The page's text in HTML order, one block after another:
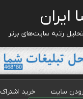
ایران
رتبه سایت‌های برتر
سایت خرید اشتراک